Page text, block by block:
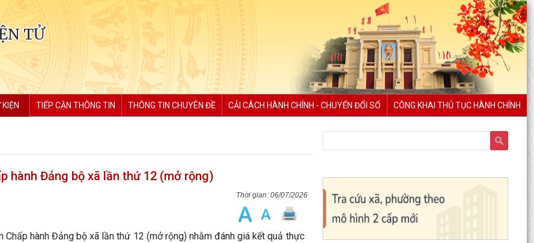
TỬ
TIẾP CẬN THÔNG TIN THÔNG TIN CHUYÊN ĐỀ CẢI CÁCH HÀNH CHÍNH - CHUYỂN ĐỔI SỐ CÔNG KHAI THỦ TỤC HÀNH CHÍNH
hành Đảng bộ xã lần thứ 12 (mở rộng)
06/07/2026
hành Đảng bộ xã lần thứ 12 (mở rộng) nhằm đánh giá kết quả thực